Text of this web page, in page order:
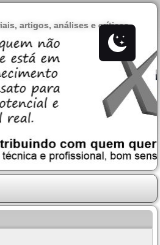
artigos, análises e críticas